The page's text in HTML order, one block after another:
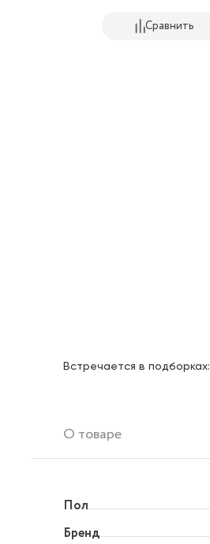
Сравнить
Встречается в подборках:
О товаре
Пол
Бренд